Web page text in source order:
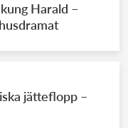
Harald –
jätteflopp –